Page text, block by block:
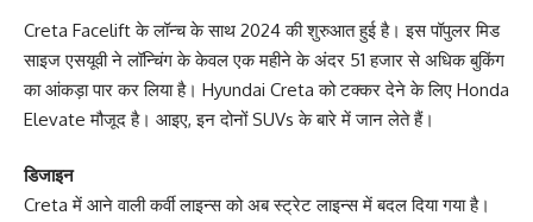
Creta Facelift के लॉन्च के साथ 2024 की शुरुआत हुई है। इस पॉपुलर मिड
साइज एसयूवी ने लॉन्चिंग के केवल एक महीने के अंदर 51 हजार से अधिक बुकिंग
का आंकड़ा पार कर लिया है। Hyundai Creta को टक्कर देने के लिए Honda
Elevate मौजूद है। आइए, इन दोनों SUVs के बारे में जान लेते हैं।
डिजाइन
Creta में आने वाली कर्वी लाइन्स को अब स्ट्रेट लाइन्स में बदल दिया गया है।